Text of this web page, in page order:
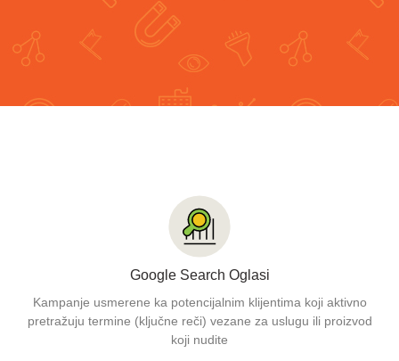
Google Search Oglasi
Kampanje usmerene ka potencijalnim klijentima koji aktivno
pretražuju termine (ključne reči) vezane za uslugu ili proizvod
koji nudite